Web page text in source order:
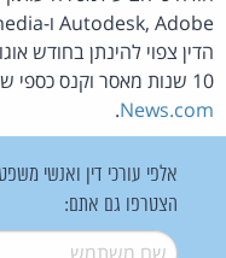
הדין צפוי להינתן בחודש
10 שנות מאסר וקנס כספי של חצי מיליון דולר. מקור:
News.com
.
אלפי עורכי דין ואנשי
הצטרפו גם אתם:
שם משתמש*